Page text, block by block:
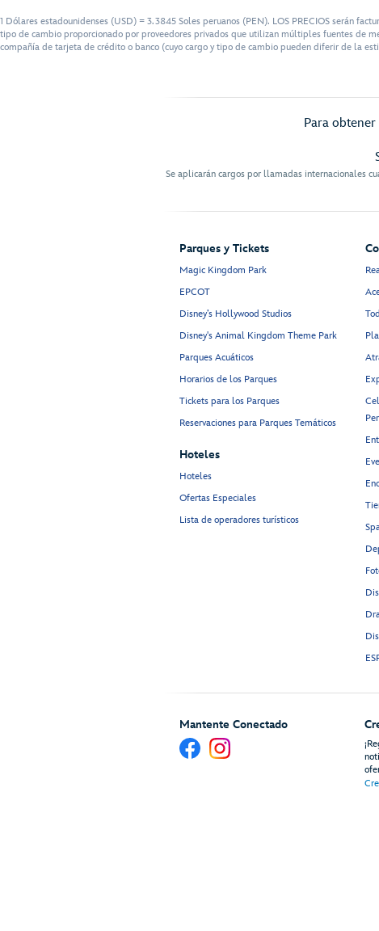
1 Dólares estadounidenses (USD) = 3.3845 Soles peruanos (PEN). LOS PRECIOS serán
tipo de cambio proporcionado por proveedores privados que utilizan múltiples fuentes de
compañía de tarjeta de crédito o banco (cuyo cargo y tipo de cambio pueden diferir de la
Para
Se aplicarán cargos por llamadas internacionales
Parques y Tickets
Magic Kingdom Park
EPCOT
Disney’s Hollywood Studios
Disney's Animal Kingdom Theme Park
Parques Acuáticos
Horarios de los Parques
Tickets para los Parques
Reservaciones para Parques Temáticos
Hoteles
Hoteles
Ofertas Especiales
Lista de operadores turísticos
Mantente Conectado